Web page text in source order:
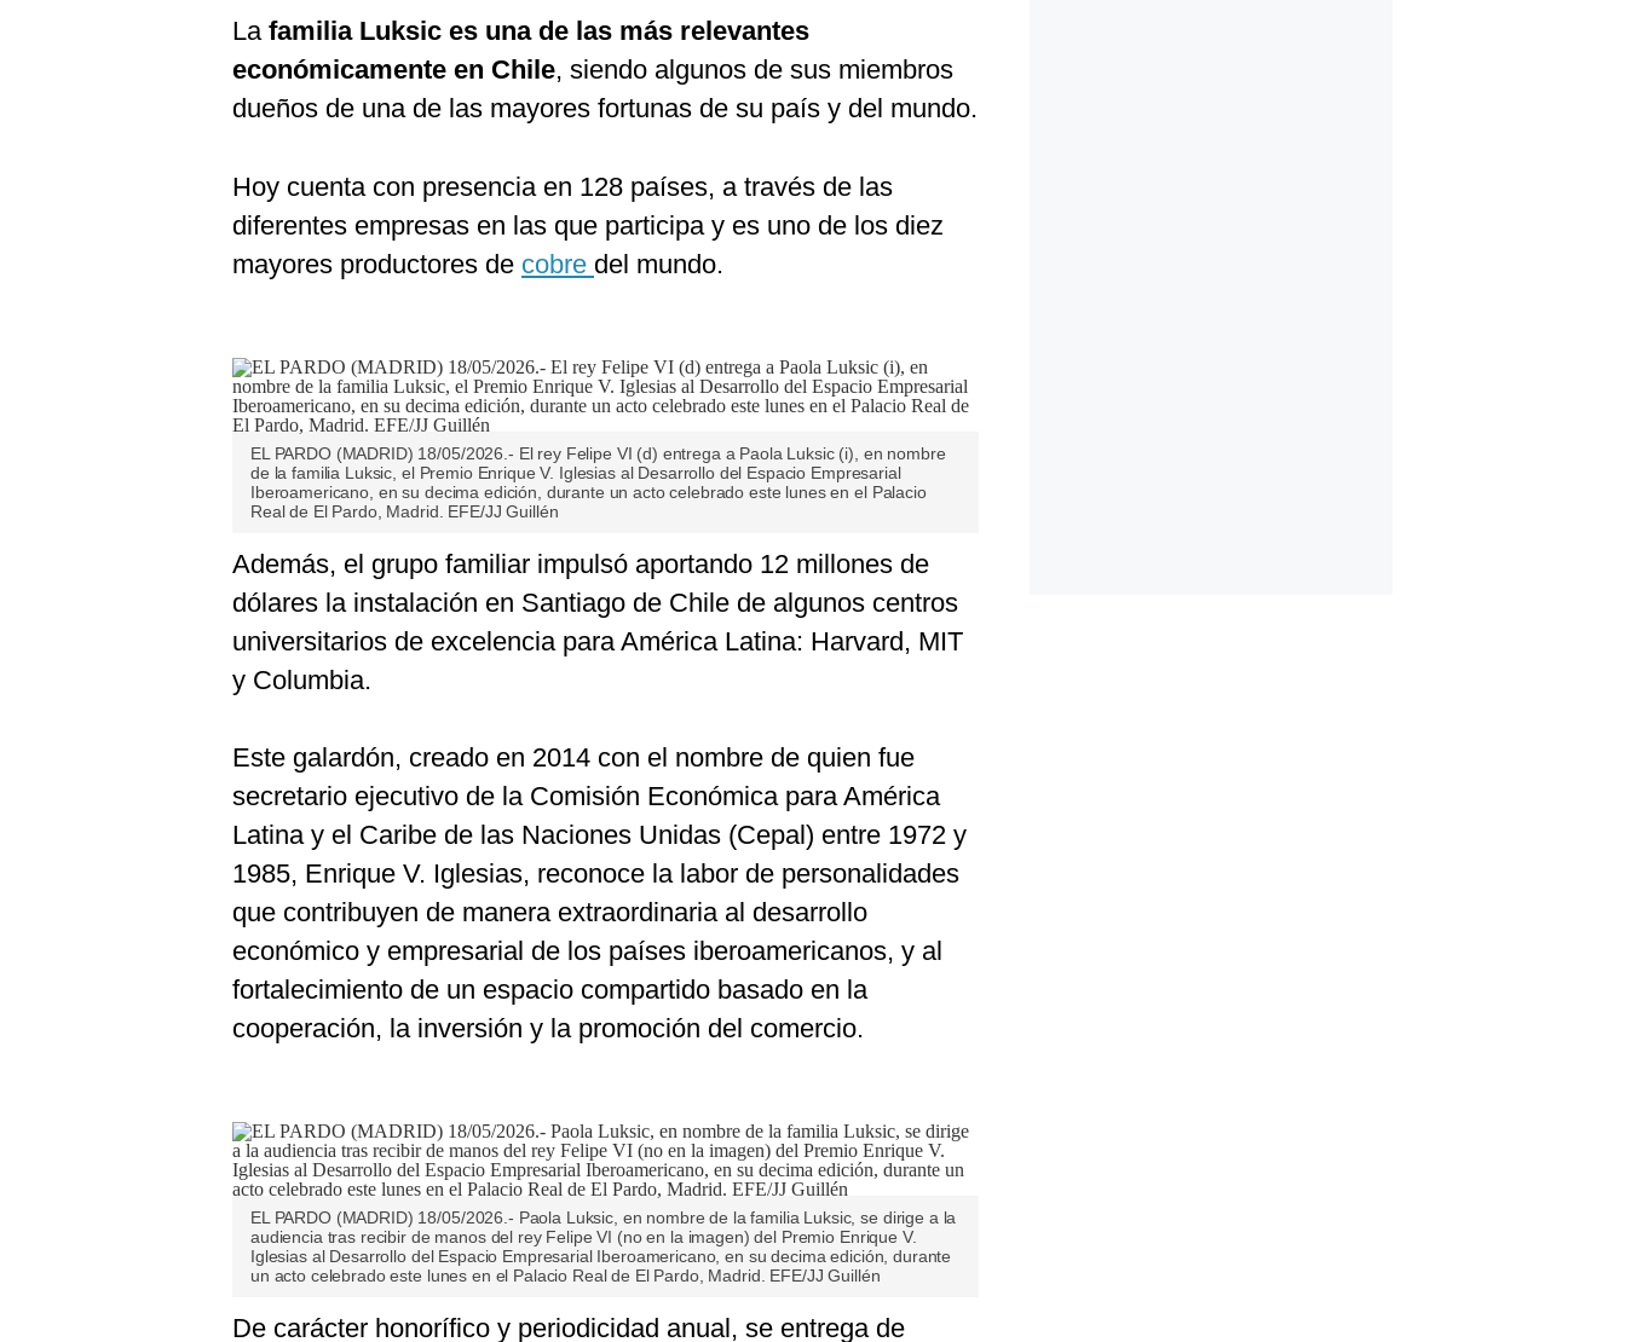
La familia Luksic es una de las más relevantes
económicamente en Chile, siendo algunos de sus miembros
dueños de una de las mayores fortunas de su país y del mundo.
Hoy cuenta con presencia en 128 países, a través de las
diferentes empresas en las que participa y es uno de los diez
mayores productores de cobre del mundo.
EL PARDO (MADRID) 18/05/2026.- El rey Felipe VI (d) entrega a Paola Luksic (i), en nombre
de la familia Luksic, el Premio Enrique V. Iglesias al Desarrollo del Espacio Empresarial
Iberoamericano, en su decima edición, durante un acto celebrado este lunes en el Palacio
Real de El Pardo, Madrid. EFE/JJ Guillén
Además, el grupo familiar impulsó aportando 12 millones de
dólares la instalación en Santiago de Chile de algunos centros
universitarios de excelencia para América Latina: Harvard, MIT
y Columbia.
Este galardón, creado en 2014 con el nombre de quien fue
secretario ejecutivo de la Comisión Económica para América
Latina y el Caribe de las Naciones Unidas (Cepal) entre 1972 y
1985, Enrique V. Iglesias, reconoce la labor de personalidades
que contribuyen de manera extraordinaria al desarrollo
económico y empresarial de los países iberoamericanos, y al
fortalecimiento de un espacio compartido basado en la
cooperación, la inversión y la promoción del comercio.
EL PARDO (MADRID) 18/05/2026.- Paola Luksic, en nombre de la familia Luksic, se dirige a la
audiencia tras recibir de manos del rey Felipe VI (no en la imagen) del Premio Enrique V.
Iglesias al Desarrollo del Espacio Empresarial Iberoamericano, en su decima edición, durante
un acto celebrado este lunes en el Palacio Real de El Pardo, Madrid. EFE/JJ Guillén
De carácter honorífico y periodicidad anual, se entrega de